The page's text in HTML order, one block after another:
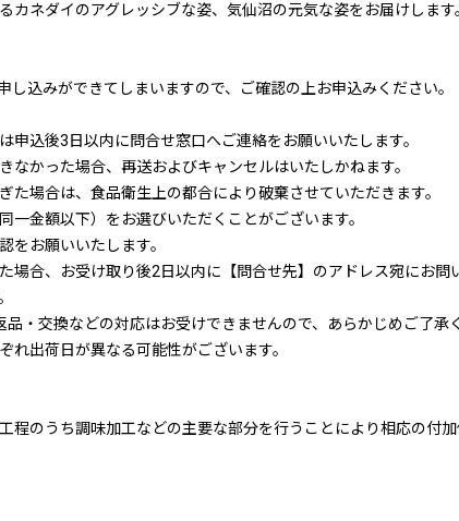
カネダイのアグレッシブな姿、気仙沼の元気な姿をお届けします
し込みができてしまいますので、ご確認の上お申込みください。
申込後3日以内に問合せ窓口へご連絡をお願いいたします。
なかった場合、再送およびキャンセルはいたしかねます。
た場合は、食品衛生上の都合により破棄させていただきます。
一金額以下）をお選びいただくことがございます。
をお願いいたします。
場合、お受け取り後2日以内に【問合せ先】のアドレス宛にお
・交換などの対応はお受けできませんので、あらかじめご了承
れ出荷日が異なる可能性がございます。
程のうち調味加工などの主要な部分を行うことにより相応の付